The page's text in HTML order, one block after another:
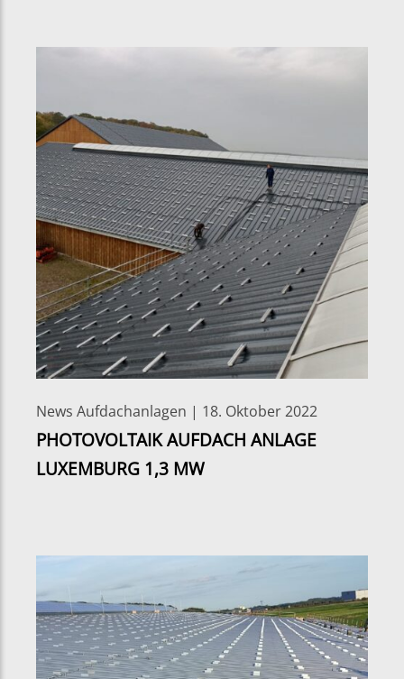
News Aufdachanlagen | 18. Oktober 2022
PHOTOVOLTAIK AUFDACH ANLAGE
LUXEMBURG 1,3 MW